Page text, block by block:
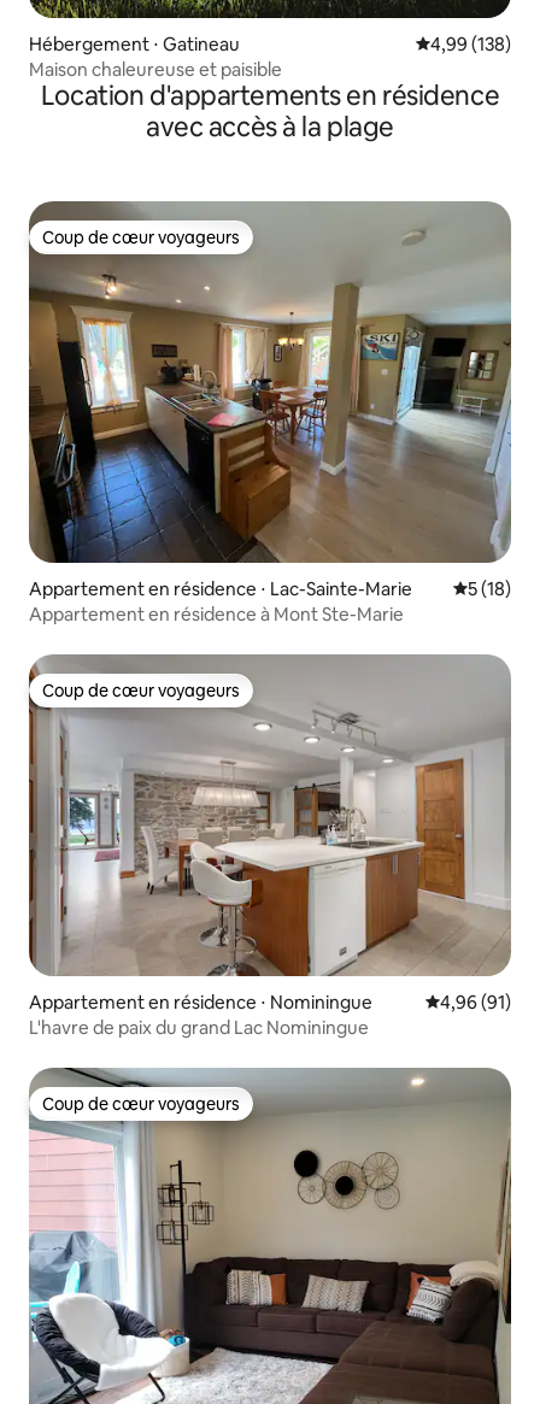
Hébergement ⋅ Gatineau Évaluation
4,99 (138)
Maison chaleureuse et paisible
Location d'appartements en résidence
avec accès à la plage
Coup de cœur voyageurs
Coup de cœur voyageurs
Appartement en résidence ⋅ Lac-Sainte-Marie
5 (18)
Appartement en résidence à Mont Ste-Marie
Coup de cœur voyageurs
Coup de cœur voyageurs
Appartement en résidence ⋅ Nominingue Évaluation
4,96 (91)
L'havre de paix du grand Lac Nominingue
Coup de cœur voyageurs
Coup de cœur voyageurs